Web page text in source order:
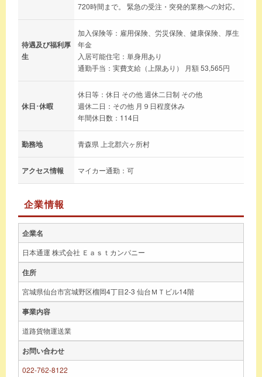
720時間まで。 緊急の受注・突発的業務への対応。
待遇及び福利厚
生
加入保険等：雇用保険、労災保険、健康保険、厚生
年金
入居可能住宅：単身用あり
通勤手当：実費支給（上限あり） 月額 53,565円
休日･休暇
休日等：休日 その他 週休二日制 その他
週休二日：その他 月９日程度休み
年間休日数：114日
勤務地 青森県 上北郡六ヶ所村
アクセス情報 マイカー通勤：可
企業情報
企業名
日本通運 株式会社 Ｅａｓｔカンパニー
住所
宮城県仙台市宮城野区榴岡4丁目2-3 仙台ＭＴビル14階
事業内容
道路貨物運送業
お問い合わせ
022-762-8122